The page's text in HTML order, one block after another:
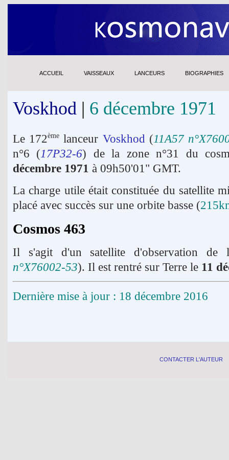
ACCUEIL VAISSEAUX LANCEURS BIOGRAPHIES
Voskhod | 6 décembre 1971
Le 172ème lanceur Voskhod (11A57
n°6 (17P32-6) de la zone n°31 du
décembre 1971 à 09h50'01" GMT.
La charge utile était constituée du satellite
placé avec succès sur une orbite basse (
Cosmos 463
Il s'agit d'un satellite d'observation
n°Х76002-53). Il est rentré sur Terre le 11
Dernière mise à jour : 18 décembre 2016
CONTACTER L'AUTEUR